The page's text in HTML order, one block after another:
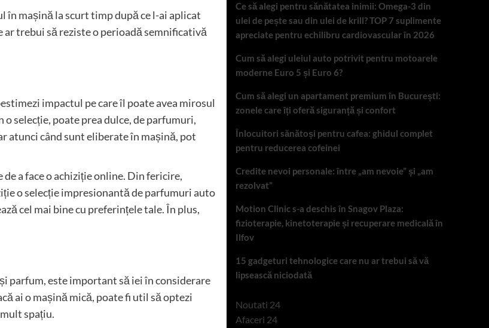
mașină la scurt timp după ce l-ai aplicat
trebui să reziste o perioadă semnificativă
impactul pe care îl poate avea mirosul
selecție, poate prea dulce, de parfumuri,
atunci când sunt eliberate în mașină, pot
a face o achiziție online. Din fericire,
o selecție impresionantă de parfumuri auto
cel mai bine cu preferințele tale. În plus,
parfum, este important să iei în considerare
ai o mașină mică, poate fi util să optezi
spațiu.
Ce să alegi pentru sănătatea inimii: Omega-3 din
ulei de pește sau din ulei de krill? TOP 7 suplimente
apreciate pentru echilibru cardiovascular în 2026
Cum să alegi uleiul auto potrivit pentru motoarele
moderne Euro 5 și Euro 6?
Cum să alegi un apartament premium în București:
zonele care îți oferă siguranță și confort
Înlocuitori sănătoși pentru cafea: ghidul complet
pentru reducerea cofeinei
Credite nevoi personale: între „am nevoie” și „am
rezolvat”
Motion Clinic s-a deschis în Snagov Plaza:
fizioterapie, kinetoterapie și recuperare medicală în
Ilfov
15 gadgeturi tehnologice care nu ar trebui să vă
lipsească niciodată
Noutati 24
Afaceri 24